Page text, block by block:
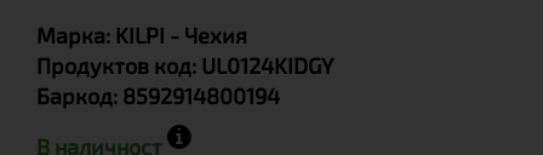
Марка: KILPI - Чехия
Продуктов код: UL0124KIDGY
Баркод: 8592914800194
В наличност